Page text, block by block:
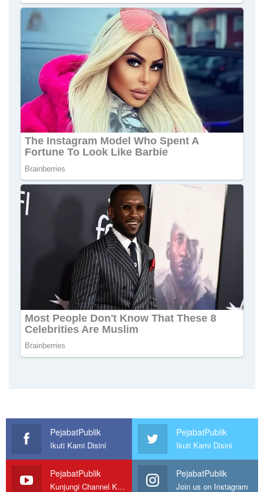
PejabatPublik
Ikuti Kami Disini
PejabatPublik
Ikuti Kami Disini
PejabatPublik
Kunjungi Channel Kami
PejabatPublik
Join us on Instagram